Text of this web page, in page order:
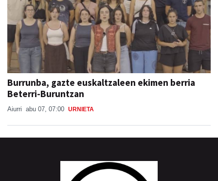
Burrunba, gazte euskaltzaleen ekimen berria
Beterri-Buruntzan
Aiurri abu 07, 07:00 URNIETA